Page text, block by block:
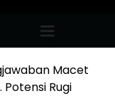
Macet
Potensi Rugi